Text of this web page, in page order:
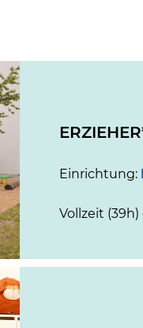
Einrichtung:
Vollzeit